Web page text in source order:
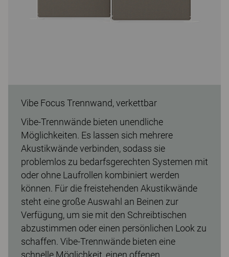
Vibe Focus Trennwand, verkettbar
Vibe-Trennwände bieten unendliche
Möglichkeiten. Es lassen sich mehrere
Akustikwände verbinden, sodass sie
problemlos zu bedarfsgerechten Systemen mit
oder ohne Laufrollen kombiniert werden
können. Für die freistehenden Akustikwände
steht eine große Auswahl an Beinen zur
Verfügung, um sie mit den Schreibtischen
abzustimmen oder einen persönlichen Look zu
schaffen. Vibe-Trennwände bieten eine
schnelle Möglichkeit, einen offenen